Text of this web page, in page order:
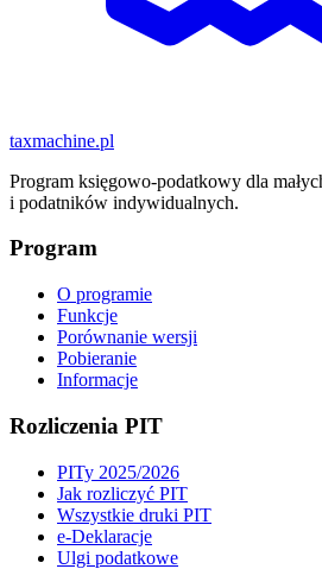
taxmachine.pl
Program księgowo-podatkowy dla
i podatników indywidualnych.
Program
O programie
Funkcje
Porównanie wersji
Pobieranie
Informacje
Rozliczenia PIT
PITy 2025/2026
Jak rozliczyć PIT
Wszystkie druki PIT
e-Deklaracje
Ulgi podatkowe